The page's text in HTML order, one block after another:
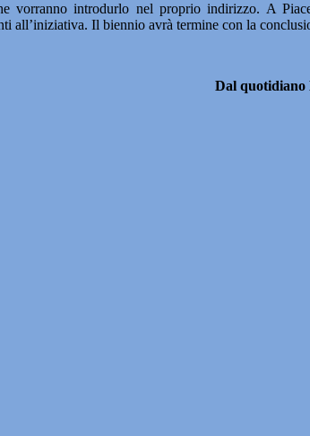
introdurlo nel proprio indirizzo. A
all’iniziativa. Il biennio avrà termine con la
Dal quotidiano